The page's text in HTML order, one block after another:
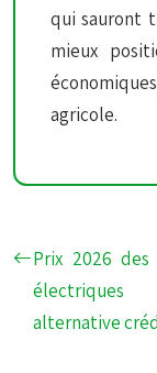
qui sauront
mieux
agricole.
Prix 2026
alternative